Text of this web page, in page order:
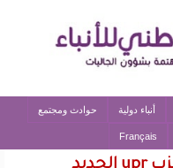
أنباء دولية حوادث ومجتمع
Français